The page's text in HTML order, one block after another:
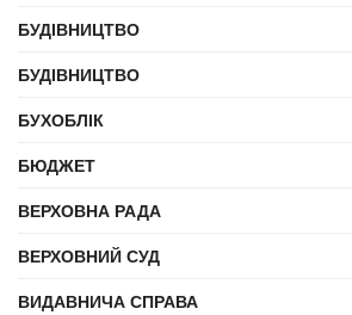
БУДІВНИЦТВО
БУДІВНИЦТВО
БУХОБЛІК
БЮДЖЕТ
ВЕРХОВНА РАДА
ВЕРХОВНИЙ СУД
ВИДАВНИЧА СПРАВА